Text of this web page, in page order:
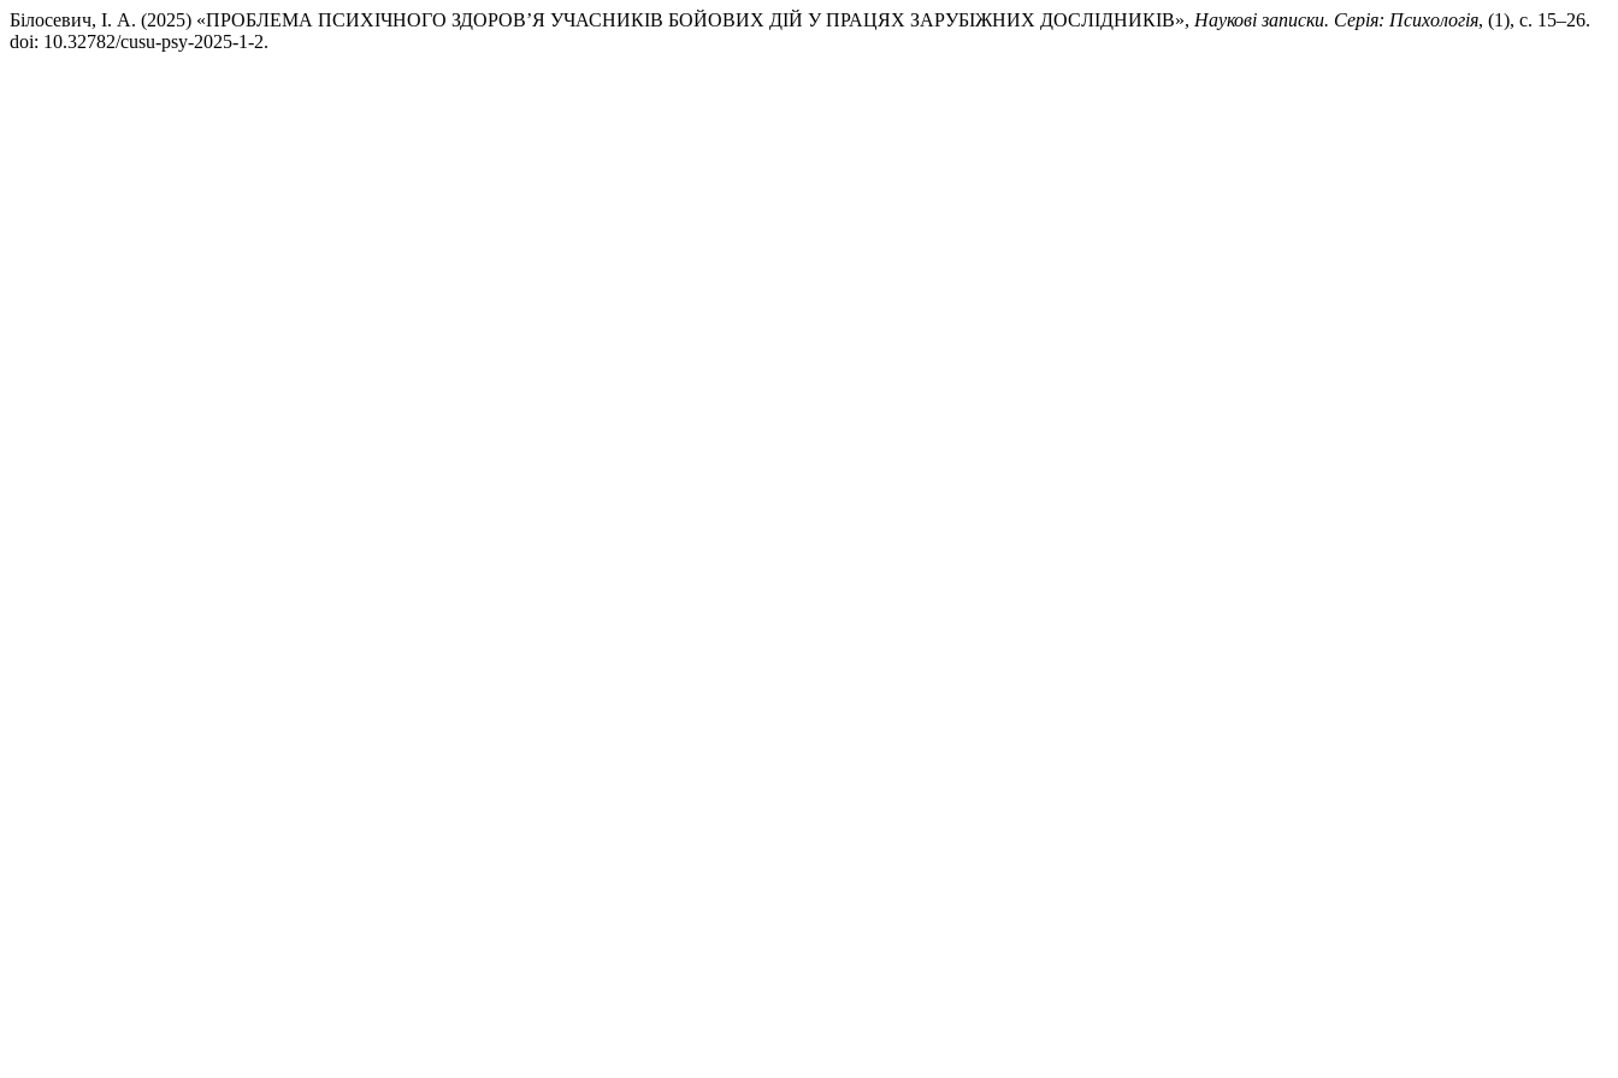
Білосевич, І. А. (2025) «ПРОБЛЕМА ПСИХІЧНОГО ЗДОРОВ’Я УЧАСНИКІВ БОЙОВИХ ДІЙ У ПРАЦЯХ ЗАРУБІЖНИХ ДОСЛІДНИКІВ», Наукові записки. Серія: Психологія, (1), с. 15–26.
doi: 10.32782/cusu-psy-2025-1-2.